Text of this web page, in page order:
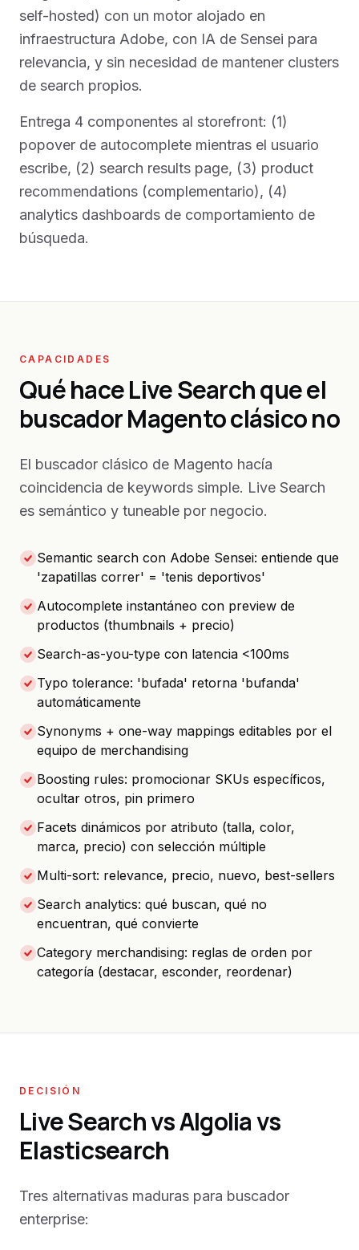
self-hosted) con un motor alojado en
infraestructura Adobe, con IA de Sensei para
relevancia, y sin necesidad de mantener clusters
de search propios.
Entrega 4 componentes al storefront: (1)
popover de autocomplete mientras el usuario
escribe, (2) search results page, (3) product
recommendations (complementario), (4)
analytics dashboards de comportamiento de
búsqueda.
CAPACIDADES
Qué hace Live Search que el
buscador Magento clásico no
El buscador clásico de Magento hacía
coincidencia de keywords simple. Live Search
es semántico y tuneable por negocio.
Semantic search con Adobe Sensei: entiende que
'zapatillas correr' = 'tenis deportivos'
Autocomplete instantáneo con preview de
productos (thumbnails + precio)
Search-as-you-type con latencia <100ms
Typo tolerance: 'bufada' retorna 'bufanda'
automáticamente
Synonyms + one-way mappings editables por el
equipo de merchandising
Boosting rules: promocionar SKUs específicos,
ocultar otros, pin primero
Facets dinámicos por atributo (talla, color,
marca, precio) con selección múltiple
Multi-sort: relevance, precio, nuevo, best-sellers
Search analytics: qué buscan, qué no
encuentran, qué convierte
Category merchandising: reglas de orden por
categoría (destacar, esconder, reordenar)
DECISIÓN
Live Search vs Algolia vs
Elasticsearch
Tres alternativas maduras para buscador
enterprise: